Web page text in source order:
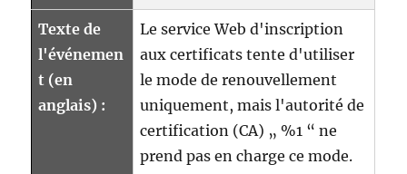
Texte de
l'événemen
t (en
anglais) :
Le service Web d'inscription
aux certificats tente d'utiliser
le mode de renouvellement
uniquement, mais l'autorité de
certification (CA) „ %1 “ ne
prend pas en charge ce mode.